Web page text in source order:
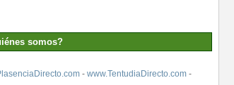
somos?
- www.TentudiaDirecto.com-